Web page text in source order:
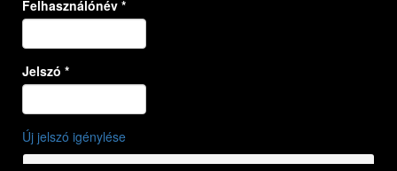
Felhasználónév *
Jelszó *
Új jelszó igénylése